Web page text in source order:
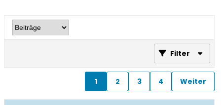
Filter
1 2 3 4 Weiter